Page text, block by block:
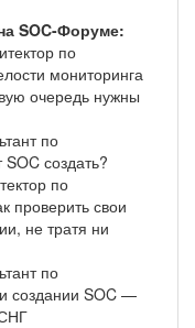
SOC-Форуме:
по
мониторинга
очередь нужны
по
создать?
по
проверить свои
не тратя ни
по
создании SOC —